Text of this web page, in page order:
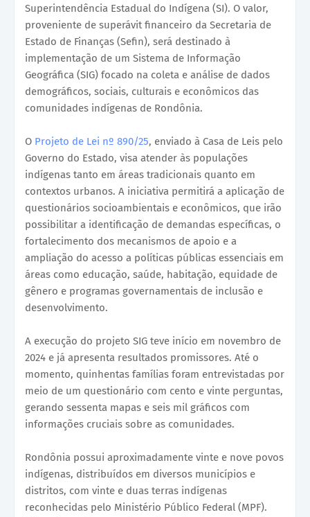
Superintendência Estadual do Indígena (SI). O valor,
proveniente de superávit financeiro da Secretaria de
Estado de Finanças (Sefin), será destinado à
implementação de um Sistema de Informação
Geográfica (SIG) focado na coleta e análise de dados
demográficos, sociais, culturais e econômicos das
comunidades indígenas de Rondônia.
O Projeto de Lei nº 890/25, enviado à Casa de Leis pelo
Governo do Estado, visa atender às populações
indígenas tanto em áreas tradicionais quanto em
contextos urbanos. A iniciativa permitirá a aplicação de
questionários socioambientais e econômicos, que irão
possibilitar a identificação de demandas específicas, o
fortalecimento dos mecanismos de apoio e a
ampliação do acesso a políticas públicas essenciais em
áreas como educação, saúde, habitação, equidade de
gênero e programas governamentais de inclusão e
desenvolvimento.
A execução do projeto SIG teve início em novembro de
2024 e já apresenta resultados promissores. Até o
momento, quinhentas famílias foram entrevistadas por
meio de um questionário com cento e vinte perguntas,
gerando sessenta mapas e seis mil gráficos com
informações cruciais sobre as comunidades.
Rondônia possui aproximadamente vinte e nove povos
indígenas, distribuídos em diversos municípios e
distritos, com vinte e duas terras indígenas
reconhecidas pelo Ministério Público Federal (MPF).